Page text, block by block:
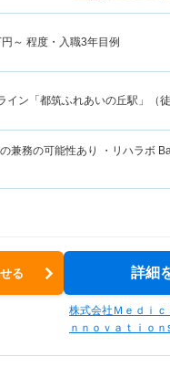
～ 程度・入職3年目例
イン「都筑ふれあいの丘駅」（徒
務の可能性あり ・リハラボ
る 詳細
株式会社Ｍｅｄｉｃ
ｎｎｏｖａｔｉｏ